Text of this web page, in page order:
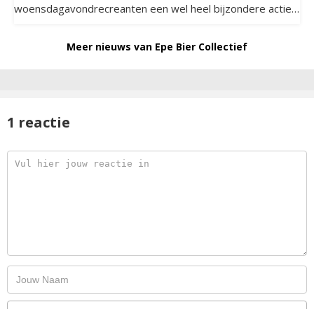
woensdagavondrecreanten een wel heel bijzondere actie
Meer nieuws van Epe Bier Collectief
1 reactie